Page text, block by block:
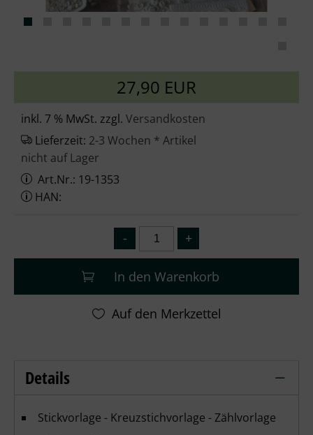
27,90 EUR
inkl. 7 % MwSt. zzgl. Versandkosten
Lieferzeit: 2-3 Wochen * Artikel
nicht auf Lager
Art.Nr.: 19-1353
HAN:
In den Warenkorb
Details
Blackbird Designs - Ooh La La –
Stickvorlage - Kreuzstichvorlage - Zählvorlage